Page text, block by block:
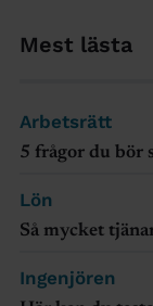
Mest lästa
Arbetsrätt
5 frågor du bör
Lön
Så mycket
Ingenjören